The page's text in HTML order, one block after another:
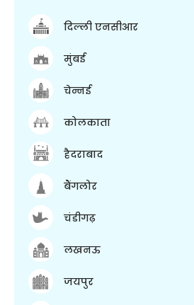
दिल्ली एनसीआर
मुंबई
चेन्नई
कोलकाता
हैदराबाद
बैंगलोर
चंडीगढ़
लखनऊ
जयपुर